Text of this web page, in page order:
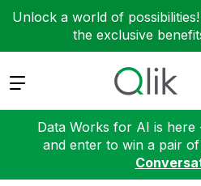
Unlock a world of possibilities!
the exclusive
Expand
Data Works for AI is here
and enter to win a pair of